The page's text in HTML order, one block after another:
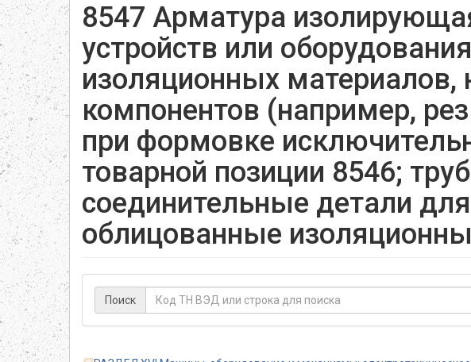
8547 Арматура
устройств или
изоляционных материалов,
компонентов (например,
при формовке
товарной позиции 8546;
соединительные детали
облицованные
Поиск